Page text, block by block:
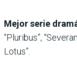
Mejor serie
“Pluribus”,
Lotus”.